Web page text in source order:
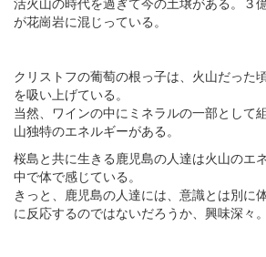
が花崗岩に混じっている。
クリストフの葡萄の根っ子は、火山だった
を吸い上げている。
当然、ワインの中にミネラルの一部として
山独特のエネルギーがある。
桜島と共に生きる鹿児島の人達は火山のエ
中で体で感じている。
きっと、鹿児島の人達には、意識とは別に
に反応するのではないだろうか、興味深々。